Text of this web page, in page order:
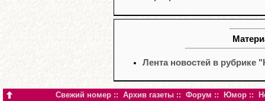
Лента новостей в рубрике
Свежий номер :: Архив газеты :: Форум :: Юмор ::